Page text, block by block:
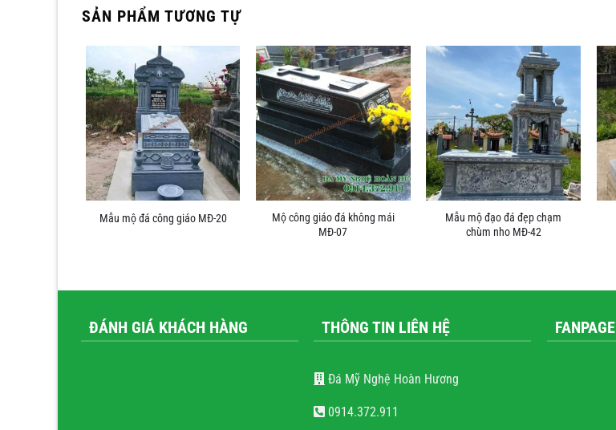
SẢN PHẨM TƯƠNG TỰ
Mẫu mộ đá công giáo MĐ-20
Mộ công giáo đá không mái
MĐ-07
Mẫu mộ đạo đá đẹp chạm
chùm nho MĐ-42
ĐÁNH GIÁ KHÁCH HÀNG THÔNG TIN LIÊN HỆ
Đá Mỹ Nghệ Hoàn Hương
0914.372.911
FANPAGE